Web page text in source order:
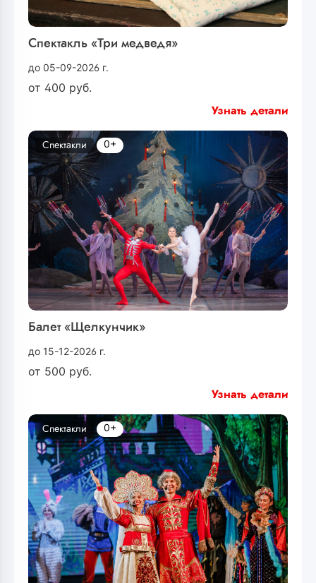
Спектакль «Три медведя»
до 05-09-2026 г.
от 400 руб.
Узнать детали
Балет «Щелкунчик»
до 15-12-2026 г.
от 500 руб.
Спектакли 0+
Узнать детали
Спектакли 0+